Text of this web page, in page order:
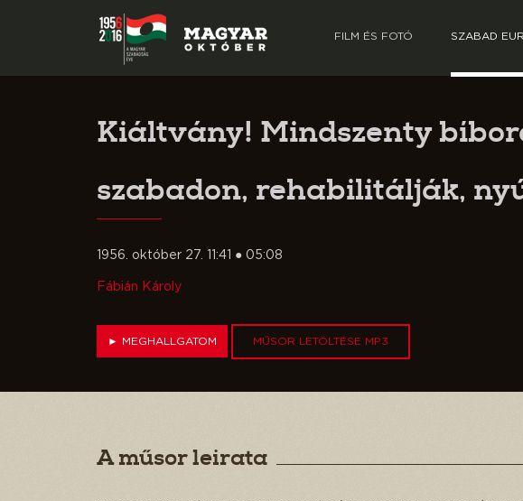
FILM ÉS FOTÓ SZABAD
Kiáltvány! Mindszenty
szabadon, rehabilitálják,
1956. október 27. 11:41 ● 05:08
Fábián Károly
► MEGHALLGATOM MŰSOR LETÖLTÉSE MP3
A műsor leirata